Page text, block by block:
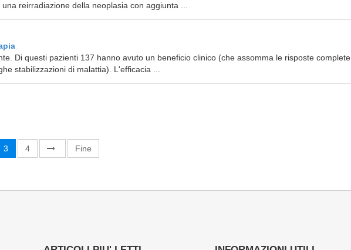
reirradiazione della neoplasia con aggiunta ...
Di questi pazienti 137 hanno avuto un beneficio clinico (che assomma le risposte complete
stabilizzazioni di malattia). L'efficacia ...
3 4 Fine